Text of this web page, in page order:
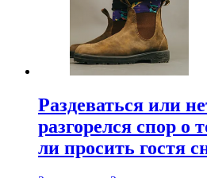
Раздеваться или
разгорелся спор о
ли просить гостя